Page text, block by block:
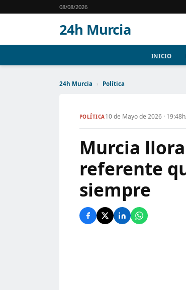
08/08/2026
24h Murcia
INICIO
24h Murcia › Política
POLÍTICA10 de Mayo de 2026 · 19:48h
Murcia
referente
siempre